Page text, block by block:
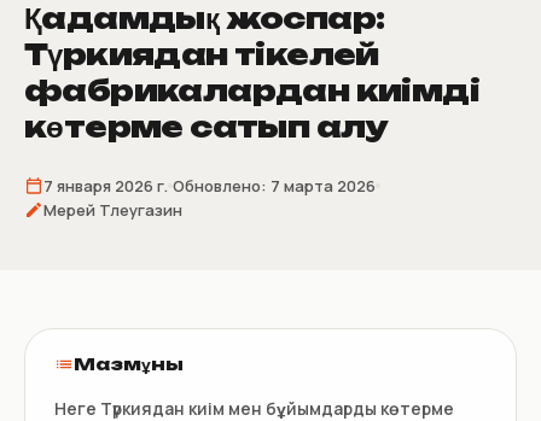
Қадамдық жоспар:
Түркиядан тікелей
фабрикалардан киімді
көтерме сатып алу
7 января 2026 г. Обновлено: 7 марта 2026
Мерей Тлеугазин
Мазмұны
Неге Түркиядан киім мен бұйымдарды көтерме